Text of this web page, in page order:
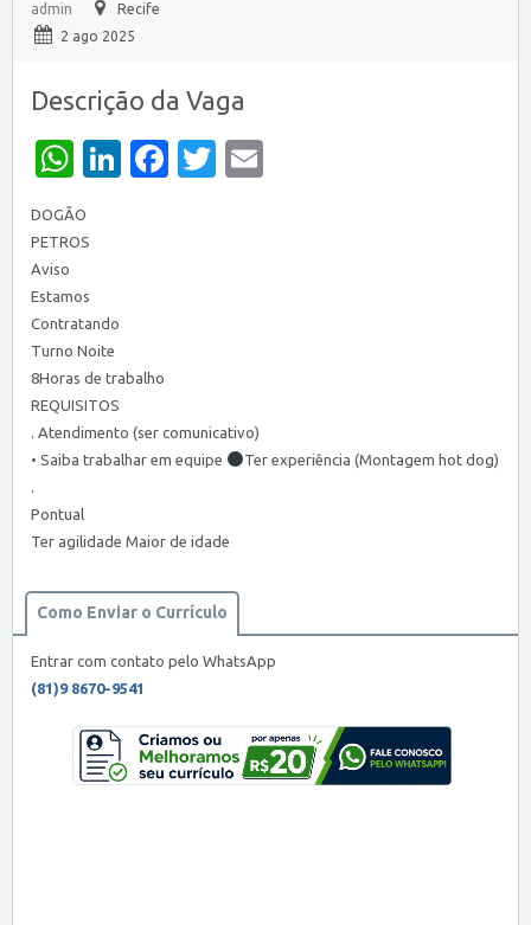
admin
Recife
2 ago 2025
Descrição da Vaga
WhatsApp
LinkedIn
Facebook
Twitter
DOGÃO
PETROS
Aviso
Estamos
Contratando
Turno Noite
8Horas de trabalho
REQUISITOS
. Atendimento (ser comunicativo)
• Saiba trabalhar em equipe
Ter experiência (Montagem hot dog)
.
Pontual
Ter agilidade Maior de idade
Como Enviar o Currículo
Entrar com contato pelo WhatsApp
(81)9 8670-9541